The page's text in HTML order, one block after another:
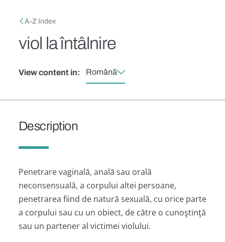
Breadcrumb
A-Z Index
viol la întâlnire
View content in: Română
Description
Penetrare vaginală, anală sau orală
neconsensuală, a corpului altei persoane,
penetrarea fiind de natură sexuală, cu orice parte
a corpului sau cu un obiect, de către o cunoştinţă
sau un partener al victimei violului.